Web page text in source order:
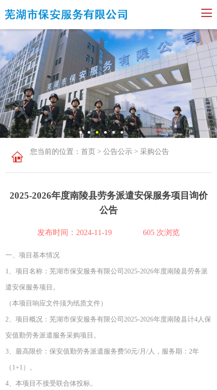
您当前的位置：​​​​首页 >公告公示 >采购公告
2025-2026年度南陵县劳务派遣安保服务项目询价
公告
发布时间：2024-11-19 605 次浏览
一、项目基本情况
1、项目名称：芜湖市保安服务有限公司2025-2026年度南陵县劳务派
遣安保服务项目。
（本项目响应文件须为纸质文件）
2、项目概况：芜湖市保安服务有限公司2025-2026年度南陵县计4人保
安值勤劳务派遣服务采购项目。
3、最高限价：保安值勤劳务派遣服务费50元/月/人，服务期：2年
（1+1）。
4、本项目不接受联合体投标。